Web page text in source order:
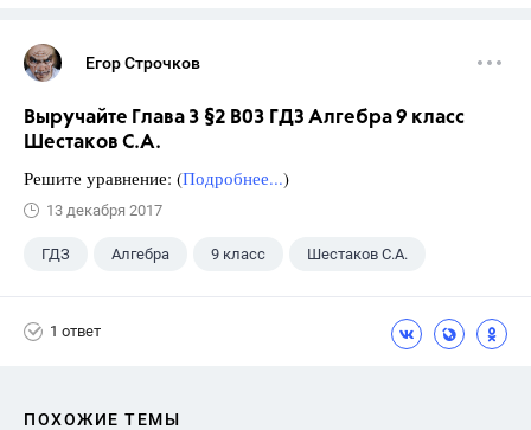
Егор Строчков
Выручайте Глава 3 §2 B03 ГДЗ Алгебра 9 класс
Шестаков С.А.
Решите уравнение: (Подробнее...)
13 декабря 2017
ГДЗ Алгебра 9 класс Шестаков С.А.
1 ответ
ПОХОЖИЕ ТЕМЫ